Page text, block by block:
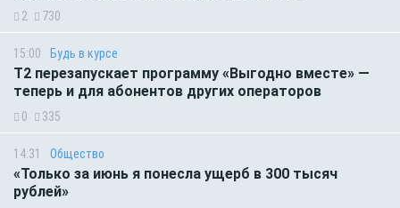
2 730
15:00 Будь в курсе
Т2 перезапускает программу «Выгодно вместе» —
теперь и для абонентов других операторов
0 335
14:31 Общество
«Только за июнь я понесла ущерб в 300 тысяч
рублей»